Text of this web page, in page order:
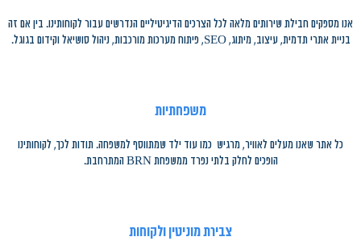
אנו מספקים חבילת שירותים מלאה לכל הצרכים הדיגיטיליים הנדרשים עבור לקוחותינו. בין אם זה
בניית אתרי תדמית, עיצוב, מיתוג, SEO, פיתוח מערכות מורכבות, ניהול סושיאל וקידום בגוגל.
משפחתיות
כל אתר שאנו מעלים לאוויר, מרגיש כמו עוד ילד שמתווסף למשפחה. תודות לכך, לקוחותינו
הופכים לחלק בלתי נפרד ממשפחת BRN המתרחבת.
צבירת מוניטין ולקוחות